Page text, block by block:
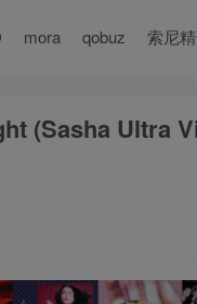
mora qobuz 索尼
(Sasha Ultra